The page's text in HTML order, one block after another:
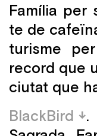
Família per
te de
turisme
record que
ciutat que
BlackBird
.